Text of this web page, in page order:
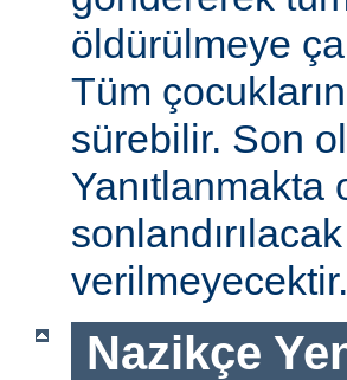
öldürülmeye
Tüm
sürebilir. Son
verilmeyecektir.
Nazikçe